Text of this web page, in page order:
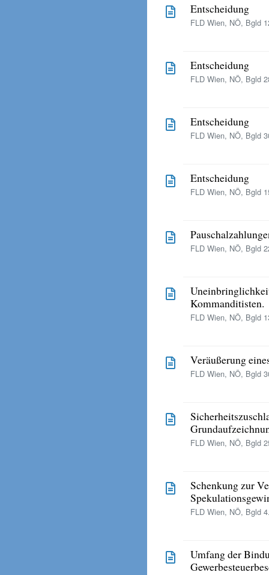
Entscheidung
FLD Wien, NÖ, Bgld
Entscheidung
FLD Wien, NÖ, Bgld
Entscheidung
FLD Wien, NÖ, Bgld
Entscheidung
FLD Wien, NÖ, Bgld
FLD Wien, NÖ, Bgld
Kommanditisten.
FLD Wien, NÖ, Bgld
Veräußerung
FLD Wien, NÖ, Bgld
FLD Wien, NÖ, Bgld
Schenkung zur
FLD Wien, NÖ, Bgld
Umfang der